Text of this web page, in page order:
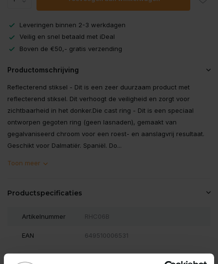
Leveringen binnen 2-3 werkdagen
Veilig en snel betaald met iDeal
Boven de €50,- gratis verzending
Productomschrijving
Reflecterend stiksel - Dit is een zeer duurzaam product met
reflecterend stiksel. Dit verhoogt de veiligheid en zorgt voor
zichtbaarheid in het donker.Die cast ring - Dit is een speciaal
ontworpen gegoten ring (geen lasnaden), gemaakt van
gegalvaniseerd chroom voor een roest- en aanslagvrij resultaat.
Geschikt voor Dalmatiër. Spaniël. Do...
Toon meer
Productspecificaties
Artikelnummer RHC06B
EAN 649510006531